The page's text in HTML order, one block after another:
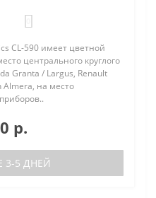
CL-590 имеет цветной
центрального круглого
Granta / Largus, Renault
Almera, на место
р.
5 ДНЕЙ